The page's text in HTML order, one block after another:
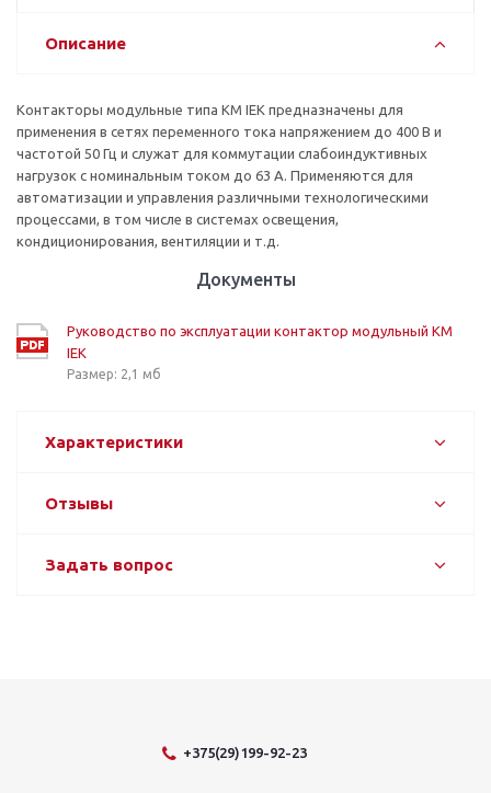
Описание
Контакторы модульные типа КМ IEK предназначены для
применения в сетях переменного тока напряжением до 400 В и
частотой 50 Гц и служат для коммутации слабоиндуктивных
нагрузок с номинальным током до 63 А. Применяются для
автоматизации и управления различными технологическими
процессами, в том числе в системах освещения,
кондиционирования, вентиляции и т.д.
Документы
Руководство по эксплуатации контактор модульный КМ
IEK
Размер: 2,1 мб
Характеристики
Отзывы
Задать вопрос
+375(29)199-92-23